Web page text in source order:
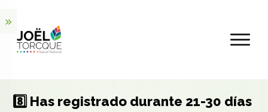
8️⃣ Has registrado durante 21-30 días